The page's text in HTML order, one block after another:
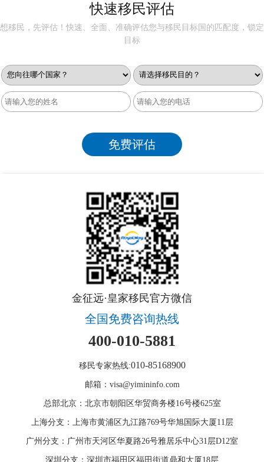
快速移民评估
想移民，先评估！快速、全面、准确评估您与移民目标国的匹配度，锁定
目标
金征远·皇家移民官方微信
全国免费咨询热线
400-010-5881
移民专家热线:010-85168900
邮箱：visa@yimininfo.com
总部北京：北京市朝阳区华贸商务楼16号楼625室
上海分支：上海市黄浦区九江路769号华旭国际大厦11层
广州分支：广州市天河区华夏路26号雅居乐中心31层D12室
深圳分支：深圳市福田区福田街道鼎和大厦18层